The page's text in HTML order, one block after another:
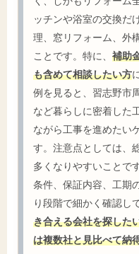
ッチンや浴室の交換だ
理、窓リフォーム、外
ことです。特に、 補助
も含めて相談したい方
例を見ると、習志野市
など暮らしに密着した
ながら工事を進めたい
す。注意点としては、
多くなりやすいことで
条件、保証内容、工期
り段階で細かく確認し
き合える会社を探した
は複数社と見比べて納